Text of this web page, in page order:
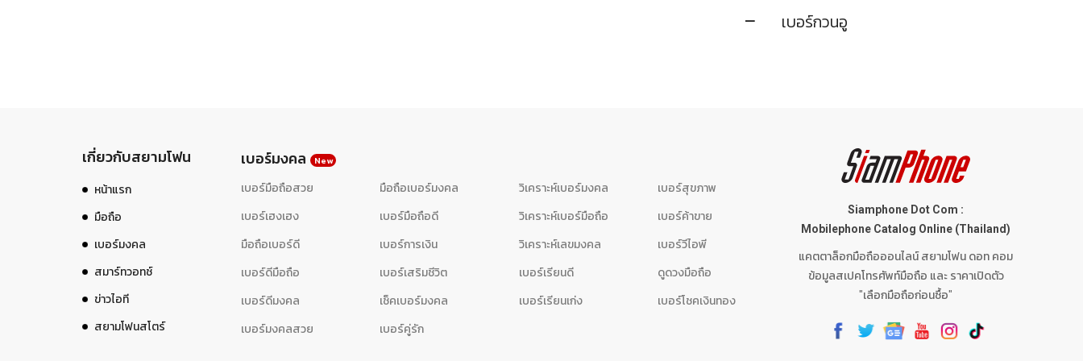
เบอร์กวนอู
เกี่ยวกับสยามโฟน
หน้าแรก
มือถือ
เบอร์มงคล
สมาร์ทวอทช์
ข่าวไอที
สยามโฟนสโตร์
เบอร์มงคล New
เบอร์มือถือสวย
เบอร์เฮงเฮง
มือถือเบอร์ดี
เบอร์ดีมือถือ
เบอร์ดีมงคล
เบอร์มงคลสวย
มือถือเบอร์มงคล
เบอร์มือถือดี
เบอร์การเงิน
เบอร์เสริมชีวิต
เช็คเบอร์มงคล
เบอร์คู่รัก
วิเคราะห์เบอร์มงคล
วิเคราะห์เบอร์มือถือ
วิเคราะห์เลขมงคล
เบอร์เรียนดี
เบอร์เรียนเก่ง
เบอร์สุขภาพ
เบอร์ค้าขาย
เบอร์วีไอพี
ดูดวงมือถือ
เบอร์โชคเงินทอง
Siamphone Dot Com :
Mobilephone Catalog Online (Thailand)
แคตตาล็อกมือถือออนไลน์ สยามโฟน ดอท คอม
ข้อมูลสเปคโทรศัพท์มือถือ และ ราคาเปิดตัว
"เลือกมือถือก่อนซื้อ"